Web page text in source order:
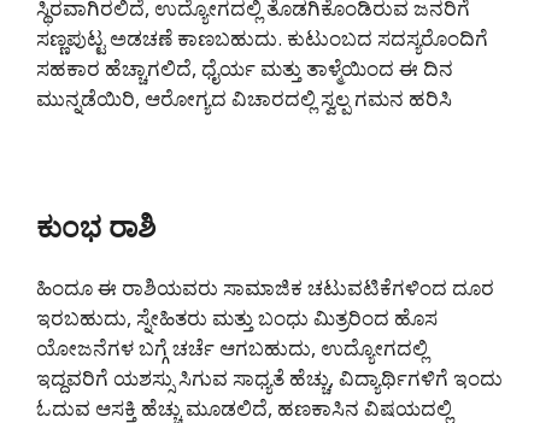
ಸ್ಥಿರವಾಗಿರಲಿದೆ, ಉದ್ಯೋಗದಲ್ಲಿ ತೊಡಗಿಕೊಂಡಿರುವ ಜನರಿಗೆ
ಸಣ್ಣಪುಟ್ಟ ಅಡಚಣೆ ಕಾಣಬಹುದು. ಕುಟುಂಬದ ಸದಸ್ಯರೊಂದಿಗೆ
ಸಹಕಾರ ಹೆಚ್ಚಾಗಲಿದೆ, ಧೈರ್ಯ ಮತ್ತು ತಾಳ್ಮೆಯಿಂದ ಈ ದಿನ
ಮುನ್ನಡೆಯಿರಿ, ಆರೋಗ್ಯದ ವಿಚಾರದಲ್ಲಿ ಸ್ವಲ್ಪ ಗಮನ ಹರಿಸಿ
ಕುಂಭ ರಾಶಿ
ಹಿಂದೂ ಈ ರಾಶಿಯವರು ಸಾಮಾಜಿಕ ಚಟುವಟಿಕೆಗಳಿಂದ ದೂರ
ಇರಬಹುದು, ಸ್ನೇಹಿತರು ಮತ್ತು ಬಂಧು ಮಿತ್ರರಿಂದ ಹೊಸ
ಯೋಜನೆಗಳ ಬಗ್ಗೆ ಚರ್ಚೆ ಆಗಬಹುದು, ಉದ್ಯೋಗದಲ್ಲಿ
ಇದ್ದವರಿಗೆ ಯಶಸ್ಸು ಸಿಗುವ ಸಾಧ್ಯತೆ ಹೆಚ್ಚು, ವಿದ್ಯಾರ್ಥಿಗಳಿಗೆ ಇಂದು
ಓದುವ ಆಸಕ್ತಿ ಹೆಚ್ಚು ಮೂಡಲಿದೆ, ಹಣಕಾಸಿನ ವಿಷಯದಲ್ಲಿ